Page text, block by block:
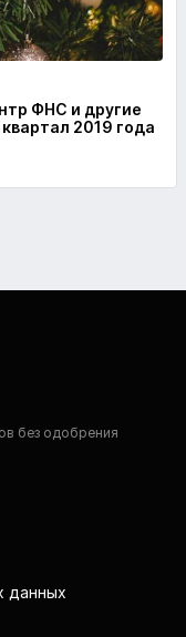
ФНС и другие
2019 года
без одобрения
данных